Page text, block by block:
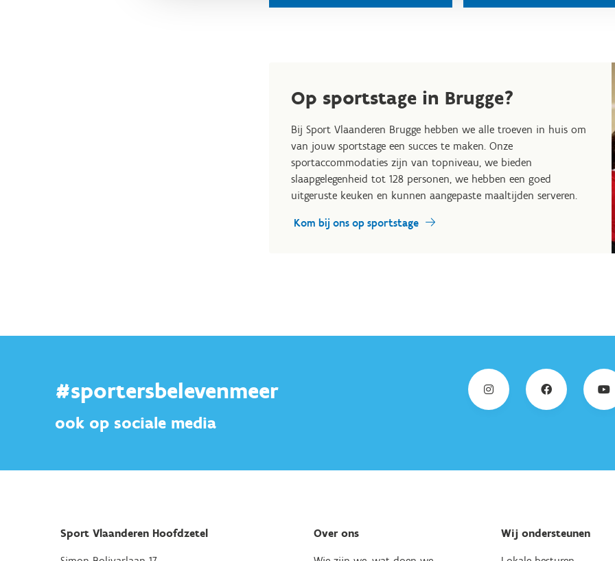
Op sportstage in Brugge?
Bij Sport Vlaanderen Brugge hebben we alle troeven in huis om
van jouw sportstage een succes te maken. Onze
sportaccommodaties zijn van topniveau, we bieden
slaapgelegenheid tot 128 personen, we hebben een goed
uitgeruste keuken en kunnen aangepaste maaltijden serveren.
Kom bij ons op sportstage
#sportersbelevenmeer
ook op sociale media
Sport Vlaanderen Hoofdzetel Over ons Wij ondersteunen